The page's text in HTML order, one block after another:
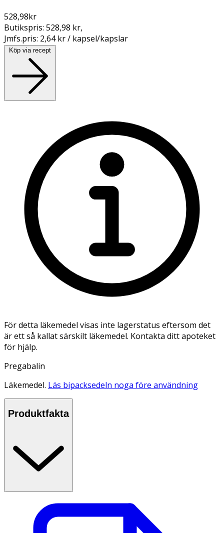
528,98kr
Butikspris: 528,98 kr,
Jmfs.pris: 2,64 kr / kapsel/kapslar
Köp via recept
För detta läkemedel visas inte lagerstatus eftersom det
är ett så kallat särskilt läkemedel. Kontakta ditt apoteket
för hjälp.
Pregabalin
Läkemedel. Läs bipacksedeln noga före användning
Produktfakta